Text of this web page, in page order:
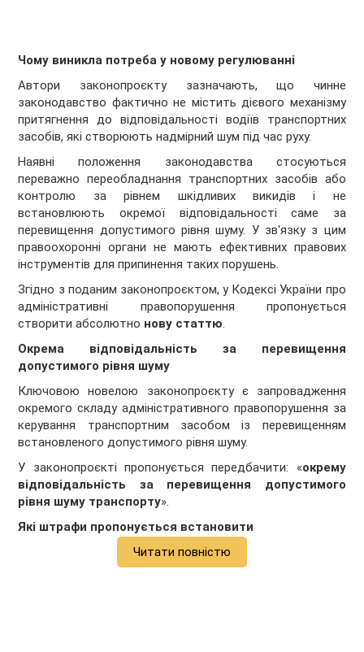
Чому виникла потреба у новому регулюванні
Автори законопроєкту зазначають, що чинне
законодавство фактично не містить дієвого механізму
притягнення до відповідальності водіїв транспортних
засобів, які створюють надмірний шум під час руху.
Наявні положення законодавства стосуються
переважно переобладнання транспортних засобів або
контролю за рівнем шкідливих викидів і не
встановлюють окремої відповідальності саме за
перевищення допустимого рівня шуму. У зв'язку з цим
правоохоронні органи не мають ефективних правових
інструментів для припинення таких порушень.
Згідно з поданим законопроєктом, у Кодексі України про
адміністративні правопорушення пропонується
створити абсолютно нову статтю.
Окрема відповідальність за перевищення
допустимого рівня шуму
Ключовою новелою законопроєкту є запровадження
окремого складу адміністративного правопорушення за
керування транспортним засобом із перевищенням
встановленого допустимого рівня шуму.
У законопроєкті пропонується передбачити: «окрему
відповідальність за перевищення допустимого
рівня шуму транспорту».
Які штрафи пропонується встановити
Читати повністю